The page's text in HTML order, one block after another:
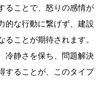
ることで、怒りの感情が
的な行動に繋げず、建設
ことが期待されます。
冷静さを保ち、問題解決
することが、このタイプ